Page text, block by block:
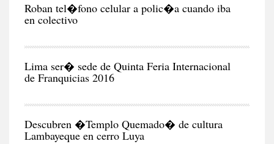
Roban tel�fono celular a polic�a cuando iba
en colectivo
Lima ser� sede de Quinta Feria Internacional
de Franquicias 2016
Descubren �Templo Quemado� de cultura
Lambayeque en cerro Luya